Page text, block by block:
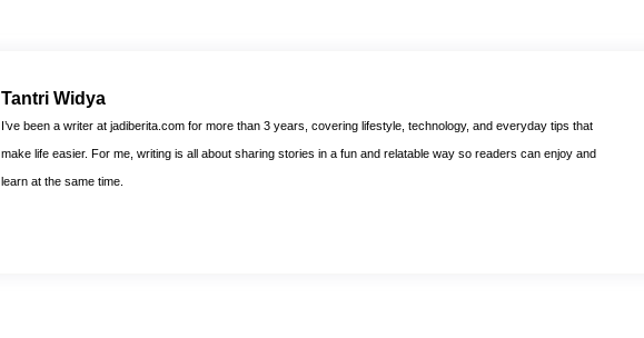
Tantri Widya
I’ve been a writer at jadiberita.com for more than 3 years, covering lifestyle, technology, and everyday tips that
make life easier. For me, writing is all about sharing stories in a fun and relatable way so readers can enjoy and
learn at the same time.